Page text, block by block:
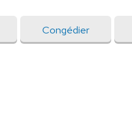
Congédier